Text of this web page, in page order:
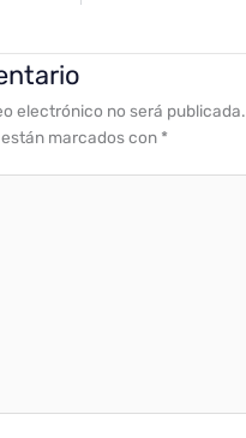
electrónico no será publicada.
marcados con *